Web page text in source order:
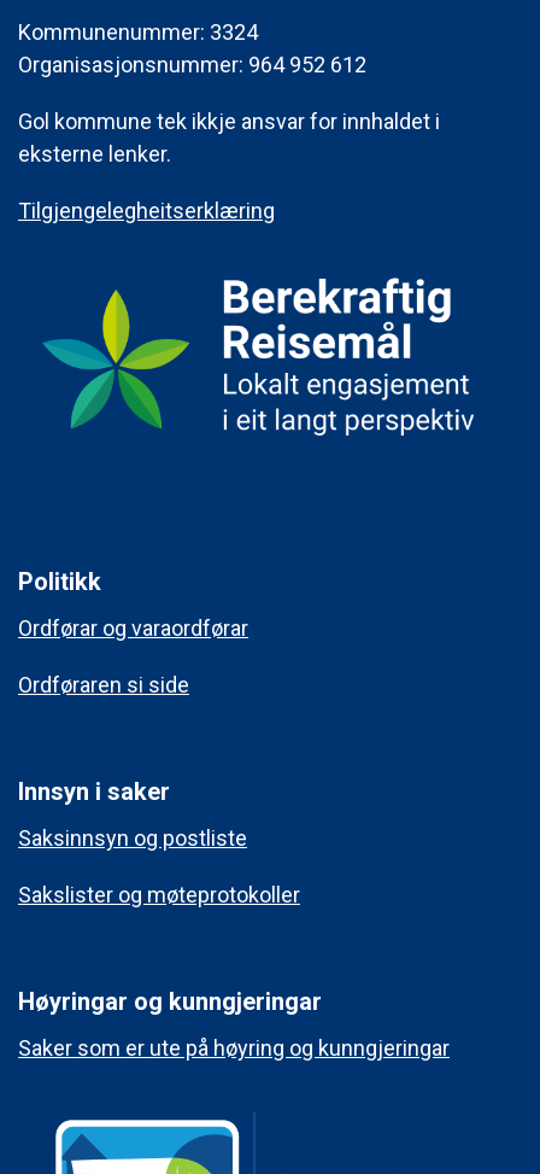
Kommunenummer: 3324
Organisasjonsnummer: 964 952 612
Gol kommune tek ikkje ansvar for innhaldet i
eksterne lenker.
Tilgjengelegheitserklæring
Politikk
Ordførar og varaordførar
Ordføraren si side
Innsyn i saker
Saksinnsyn og postliste
Sakslister og møteprotokoller
Høyringar og kunngjeringar
Saker som er ute på høyring og kunngjeringar